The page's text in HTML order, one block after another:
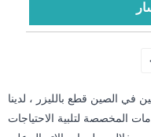
في الصين قطع بالليزر ، لدينا
المخصصة لتلبية الاحتياجات